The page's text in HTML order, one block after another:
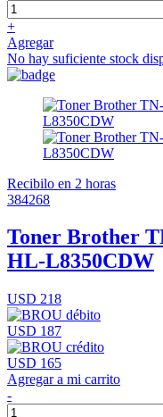
+
Agregar
No hay suficiente stock
Recibilo en 2 horas
384268
Toner Brother
HL-L8350CDW
USD 218
USD 187
USD 165
Agregar a mi carrito
-